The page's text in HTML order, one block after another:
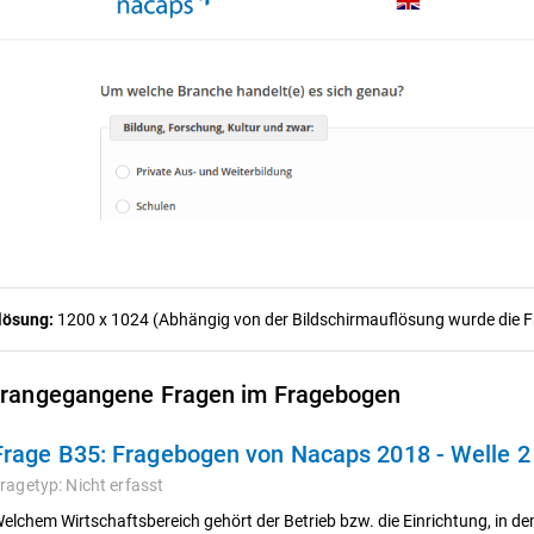
1200 x 1024 (Abhängig von der Bildschirmauflösung wurde die
Fragen im Fragebogen
B35: Fragebogen von Nacaps 2018 - Welle 2
Nicht erfasst
Wirtschaftsbereich gehört der Betrieb bzw. die Einrichtung, in